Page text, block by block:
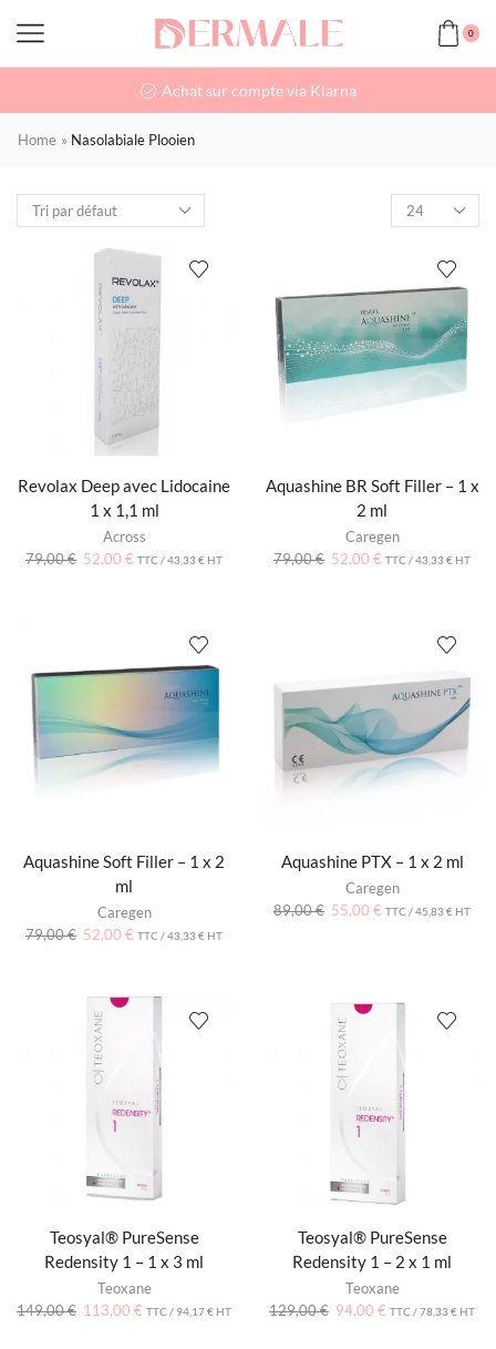
0
Achat sur compte via Klarna
Home » Nasolabiale Plooien
Revolax Deep avec Lidocaine
1 x 1,1 ml
Across
79,00€ 52,00 € TTC /43,33€ HT
Aquashine BR Soft Filler – 1 x
2 ml
Caregen
79,00€ 52,00 € TTC /43,33€ HT
Aquashine Soft Filler – 1 x 2
ml
Caregen
79,00€ 52,00 € TTC /43,33€ HT
Aquashine PTX – 1 x 2 ml
Caregen
89,00€ 55,00 € TTC /45,83€ HT
Teosyal® PureSense
Redensity 1 – 1 x 3 ml
Teoxane
149,00€ 113,00 € TTC / 94,17€ HT
Teosyal® PureSense
Redensity 1 – 2 x 1 ml
Teoxane
129,00€ 94,00 € TTC /78,33€ HT